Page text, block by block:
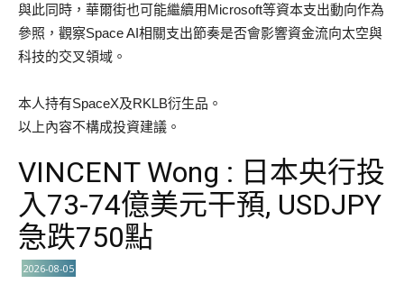
與此同時，華爾街也可能繼續用Microsoft等資本支出動向作為
參照，觀察Space AI相關支出節奏是否會影響資金流向太空與
科技的交叉領域。
本人持有SpaceX及RKLB衍生品。
以上內容不構成投資建議。
VINCENT Wong : 日本央行投
入73-74億美元干預, USDJPY
急跌750點
2026-08-05